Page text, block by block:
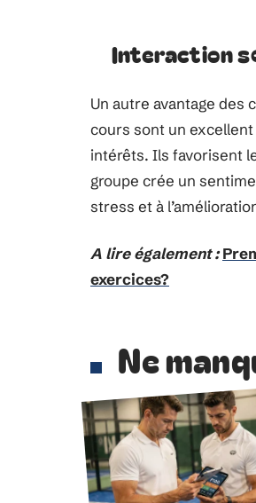
Interaction
Un autre avantage des
cours sont un
intérêts. Ils favorisent
groupe crée un
stress et à
A lire également :
exercices?
Ne